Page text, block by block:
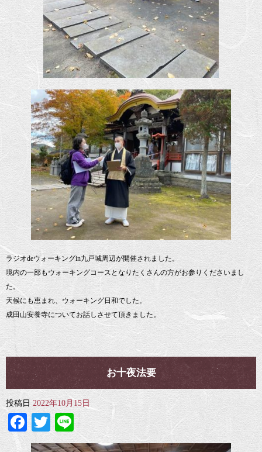
ラジオdeウォーキングin九戸城周辺が開催されました。
境内の一部もウォーキングコースとなりたくさんの方がお参りくださいまし
た。
天候にも恵まれ、ウォーキング日和でした。
成田山安養寺についてお話しさせて頂きました。
お十夜法要
投稿日 2022年10月15日
Facebook
Twitter
Line